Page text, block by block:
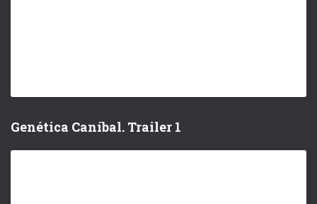
Genética Caníbal. Trailer 1